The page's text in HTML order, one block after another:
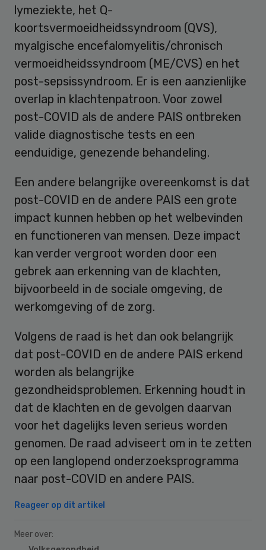
lymeziekte, het Q-
koortsvermoeidheidssyndroom (QVS),
myalgische encefalomyelitis/chronisch
vermoeidheidssyndroom (ME/CVS) en het
post-sepsissyndroom. Er is een aanzienlijke
overlap in klachtenpatroon. Voor zowel
post-COVID als de andere PAIS ontbreken
valide diagnostische tests en een
eenduidige, genezende behandeling.
Een andere belangrijke overeenkomst is dat
post-COVID en de andere PAIS een grote
impact kunnen hebben op het welbevinden
en functioneren van mensen. Deze impact
kan verder vergroot worden door een
gebrek aan erkenning van de klachten,
bijvoorbeeld in de sociale omgeving, de
werkomgeving of de zorg.
Volgens de raad is het dan ook belangrijk
dat post-COVID en de andere PAIS erkend
worden als belangrijke
gezondheidsproblemen. Erkenning houdt in
dat de klachten en de gevolgen daarvan
voor het dagelijks leven serieus worden
genomen. De raad adviseert om in te zetten
op een langlopend onderzoeksprogramma
naar post-COVID en andere PAIS.
Reageer op dit artikel
Meer over: